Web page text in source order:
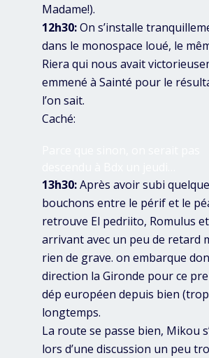
Madame!).
12h30:On s’installe
dans le monospace loué, le
Riera qui nous avait
emmené à Sainté pour le
l’on sait.
Caché:
13h30:Après avoir subi
bouchons entre le périf et le
retrouve El pedriito, Romulus
arrivant avec un peu de retard
rien de grave. on embarque
direction la Gironde pour ce
dép européen depuis bien
longtemps.
La route se passe bien, Mikou
lors d’une discussion un peu